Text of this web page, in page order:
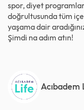
spor, diyet
doğrultusunda tüm
yaşama dair
Şimdi naadım atın!
Acıbadem